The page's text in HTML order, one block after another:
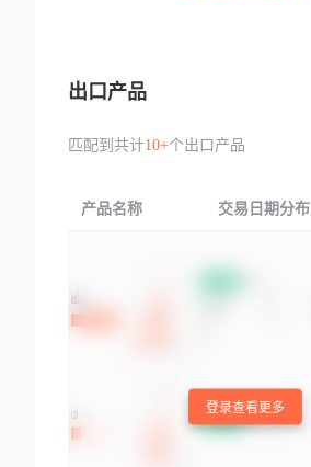
出口产品
匹配到共计10+个出口产品
产品名称 交易日期分布
登录查看更多